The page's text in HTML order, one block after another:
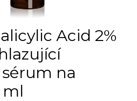
Acid 2%
na
ml